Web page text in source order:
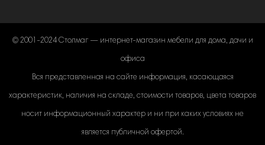
© 2001-2024 Столмаг — интернет-магазин мебели для дома, дачи и
офиса
Вся представленная на сайте информация, касающаяся
характеристик, наличия на складе, стоимости товаров, цвета товаров
носит информационный характер и ни при каких условиях не
является публичной офертой.